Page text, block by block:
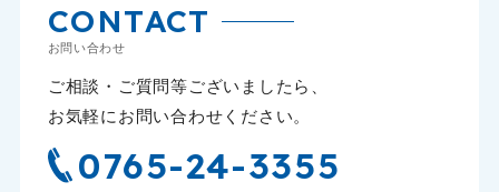
CONTACT
お問い合わせ
ご相談・ご質問等ございましたら、
お気軽にお問い合わせください。
0765-24-3355